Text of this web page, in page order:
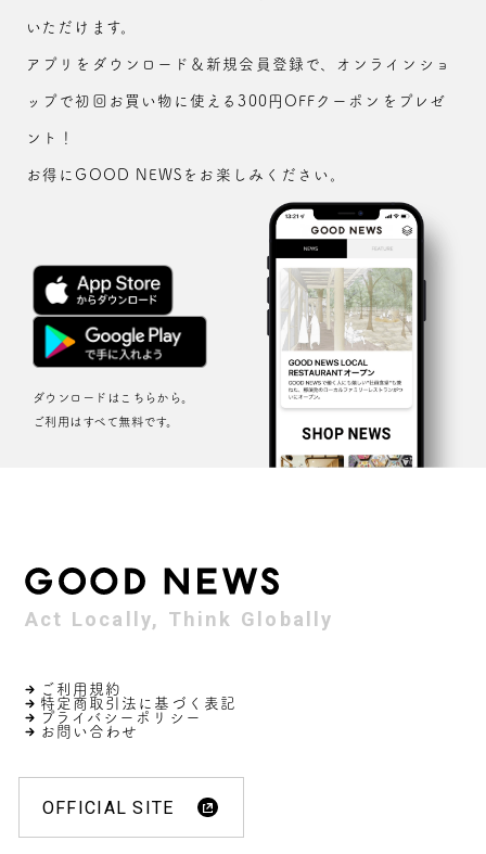
いただけます。
アプリをダウンロード＆新規会員登録で、オンラインショ
ップで初回お買い物に使える300円OFFクーポンをプレゼ
ント！
お得にGOOD NEWSをお楽しみください。
ダウンロードはこちらから。
ご利用はすべて無料です。
Act Locally, Think Globally
ご利用規約
特定商取引法に基づく表記
プライバシーポリシー
お問い合わせ
OFFICIAL SITE